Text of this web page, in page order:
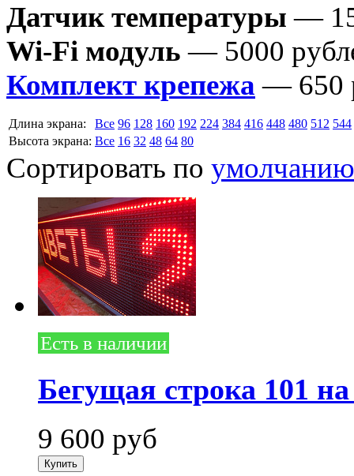
Датчик температуры —
Wi-Fi модуль — 5000
Комплект крепежа — 650
Длина экрана: Все 96 128 160 192 224 384 416 448 480 512 544
Высота экрана: Все 16 32 48 64 80
Сортировать по умолчанию
Есть в наличии
Бегущая строка 101
9 600 руб